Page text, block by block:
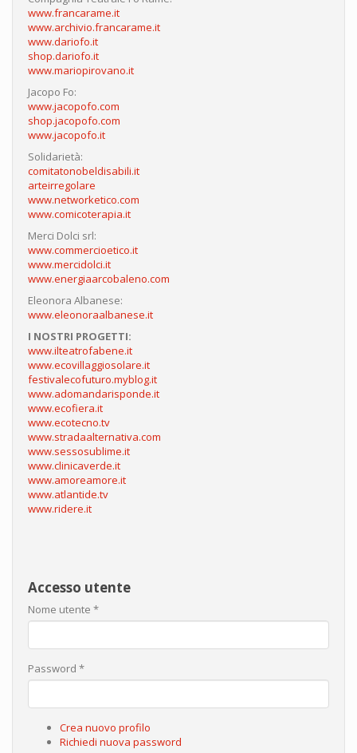
www.francarame.it
www.archivio.francarame.it
www.dariofo.it
shop.dariofo.it
www.mariopirovano.it
Jacopo Fo:
www.jacopofo.com
shop.jacopofo.com
www.jacopofo.it
Solidarietà:
comitatonobeldisabili.it
arteirregolare
www.networketico.com
www.comicoterapia.it
Merci Dolci srl:
www.commercioetico.it
www.mercidolci.it
www.energiaarcobaleno.com
Eleonora Albanese:
www.eleonoraalbanese.it
I NOSTRI PROGETTI:
www.ilteatrofabene.it
www.ecovillaggiosolare.it
festivalecofuturo.myblog.it
www.adomandarisponde.it
www.ecofiera.it
www.ecotecno.tv
www.stradaalternativa.com
www.sessosublime.it
www.clinicaverde.it
www.amoreamore.it
www.atlantide.tv
www.ridere.it
Accesso utente
Nome utente *
Password *
Crea nuovo profilo
Richiedi nuova password